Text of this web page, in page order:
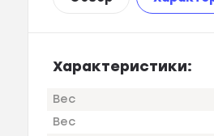
Характеристики:
Вес
Вес